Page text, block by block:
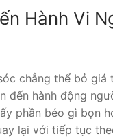
Hành Vi
chẳng thể bỏ giá
đến hành động
phần béo gì bọn
lại với tiếp tục